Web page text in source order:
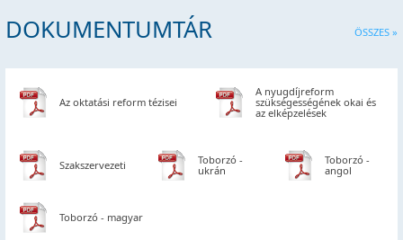
DOKUMENTUMTÁR ÖSSZES »
Az oktatási reform tézisei
A nyugdíjreform
szükségességének okai és
az elképzelések
Szakszervezeti
Toborzó -
ukrán
Toborzó -
angol
Toborzó - magyar